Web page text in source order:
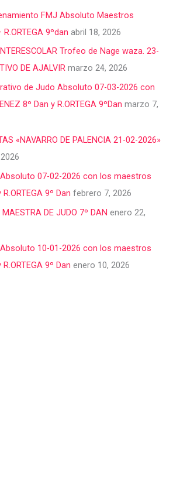
FMJ Absoluto Maestros
9ºdan abril 18, 2026
Trofeo de Nage waza. 23-
DE AJALVIR marzo 24, 2026
de Judo Absoluto 07-03-2026 con
8º Dan y R.ORTEGA 9ºDan marzo 7,
«NAVARRO DE PALENCIA 21-02-2026»
07-02-2026 con los maestros
9º Dan febrero 7, 2026
DE JUDO 7º DAN enero 22,
10-01-2026 con los maestros
9º Dan enero 10, 2026